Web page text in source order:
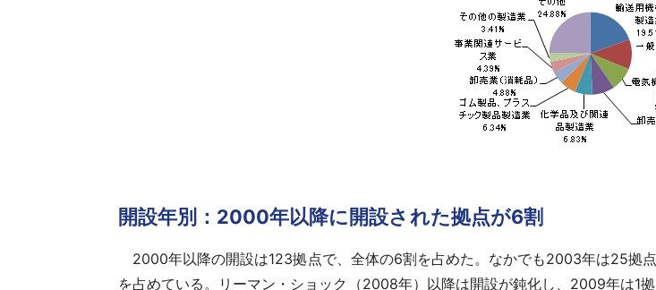
開設年別：2000年以降に開設された拠点が6割
2000年以降の開設は123拠点で、全体の6割を占めた。なかでも2003年は25拠
を占めている。リーマン・ショック（2008年）以降は開設が鈍化し、2009年は1